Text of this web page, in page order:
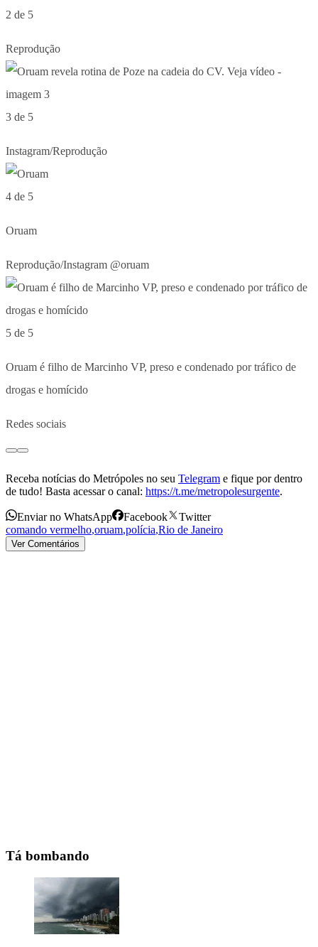
2 de 5
Reprodução
3 de 5
Instagram/Reprodução
4 de 5
Oruam
Reprodução/Instagram @oruam
5 de 5
Oruam é filho de Marcinho VP, preso e condenado por tráfico de
drogas e homícido
Redes sociais
Receba notícias do Metrópoles no seu Telegram e fique por dentro
de tudo! Basta acessar o canal: https://t.me/metropolesurgente.
Enviar no WhatsApp Facebook
Twitter
comando vermelho,oruam,polícia,Rio de Janeiro
Ver Comentários
Tá bombando